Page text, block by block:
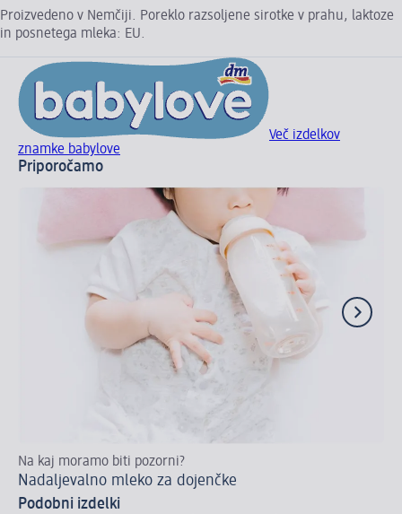
Proizvedeno v Nemčiji. Poreklo razsoljene sirotke v prahu, laktoze
in posnetega mleka: EU.
Več izdelkov
znamke babylove
Priporočamo
Na kaj moramo biti pozorni?
Nadaljevalno mleko za dojenčke
Podobni izdelki